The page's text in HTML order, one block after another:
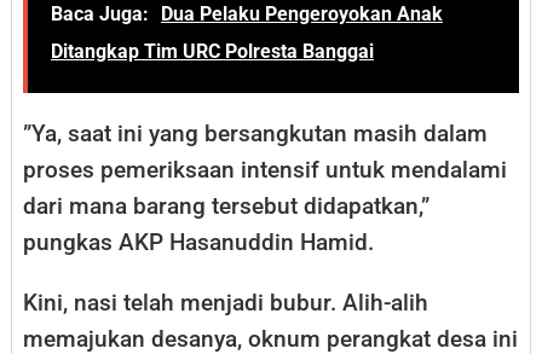
Baca Juga:
Dua Pelaku Pengeroyokan Anak
Ditangkap Tim URC Polresta Banggai
​”Ya, saat ini yang bersangkutan masih dalam
proses pemeriksaan intensif untuk mendalami
dari mana barang tersebut didapatkan,”
pungkas AKP Hasanuddin Hamid.
​Kini, nasi telah menjadi bubur. Alih-alih
memajukan desanya, oknum perangkat desa ini